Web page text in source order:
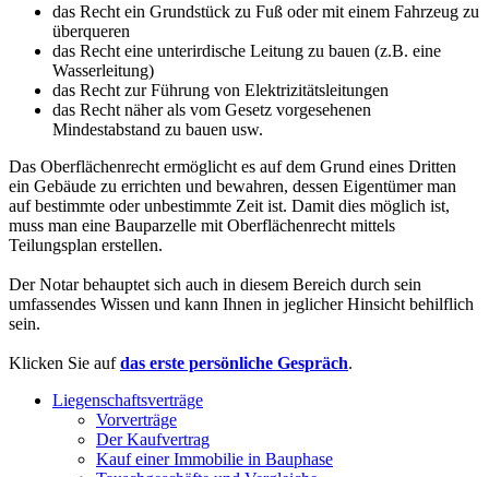
das Recht ein Grundstück zu Fuß oder mit einem Fahrzeug zu
überqueren
das Recht eine unterirdische Leitung zu bauen (z.B. eine
Wasserleitung)
das Recht zur Führung von Elektrizitätsleitungen
das Recht näher als vom Gesetz vorgesehenen
Mindestabstand zu bauen usw.
Das Oberflächenrecht ermöglicht es auf dem Grund eines Dritten
ein Gebäude zu errichten und bewahren, dessen Eigentümer man
auf bestimmte oder unbestimmte Zeit ist. Damit dies möglich ist,
muss man eine Bauparzelle mit Oberflächenrecht mittels
Teilungsplan erstellen.
Der Notar behauptet sich auch in diesem Bereich durch sein
umfassendes Wissen und kann Ihnen in jeglicher Hinsicht behilflich
sein.
Klicken Sie aufdas erste persönliche Gespräch.
Liegenschaftsverträge
Vorverträge
Der Kaufvertrag
Kauf einer Immobilie in Bauphase